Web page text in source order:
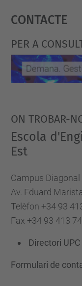
Contacte
PER A
ON TROBAR-
Escola
Est
Campus Diagonal
Av. Eduard
Telèfon +34 93
Fax +34 93 413
Directori UPC
Formulari de